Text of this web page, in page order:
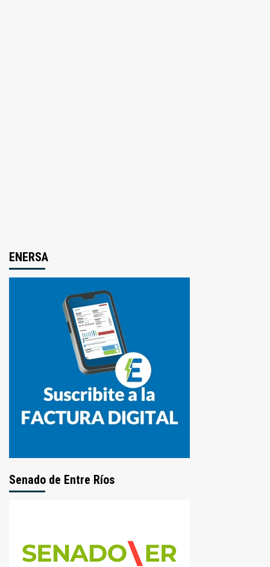
ENERSA
Senado de Entre Ríos